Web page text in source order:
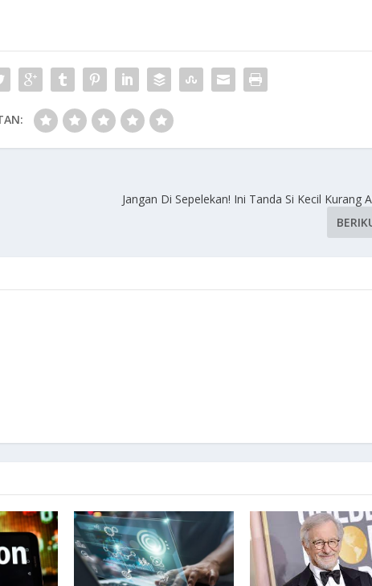
Jangan Di Sepelekan! Ini Tanda Si Kecil Kurang